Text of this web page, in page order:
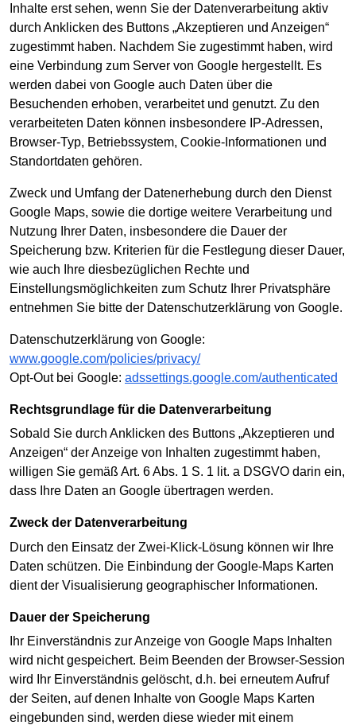
Inhalte erst sehen, wenn Sie der Datenverarbeitung aktiv
durch Anklicken des Buttons „Akzeptieren und Anzeigen“
zugestimmt haben. Nachdem Sie zugestimmt haben, wird
eine Verbindung zum Server von Google hergestellt. Es
werden dabei von Google auch Daten über die
Besuchenden erhoben, verarbeitet und genutzt. Zu den
verarbeiteten Daten können insbesondere IP-Adressen,
Browser-Typ, Betriebssystem, Cookie-Informationen und
Standortdaten gehören.
Zweck und Umfang der Datenerhebung durch den Dienst
Google Maps, sowie die dortige weitere Verarbeitung und
Nutzung Ihrer Daten, insbesondere die Dauer der
Speicherung bzw. Kriterien für die Festlegung dieser Dauer,
wie auch Ihre diesbezüglichen Rechte und
Einstellungsmöglichkeiten zum Schutz Ihrer Privatsphäre
entnehmen Sie bitte der Datenschutzerklärung von Google.
Datenschutzerklärung von Google:
www.google.com/policies/privacy/
Opt-Out bei Google: adssettings.google.com/authenticated
Rechtsgrundlage für die Datenverarbeitung
Sobald Sie durch Anklicken des Buttons „Akzeptieren und
Anzeigen“ der Anzeige von Inhalten zugestimmt haben,
willigen Sie gemäß Art. 6 Abs. 1 S. 1 lit. a DSGVO darin ein,
dass Ihre Daten an Google übertragen werden.
Zweck der Datenverarbeitung
Durch den Einsatz der Zwei-Klick-Lösung können wir Ihre
Daten schützen. Die Einbindung der Google-Maps Karten
dient der Visualisierung geographischer Informationen.
Dauer der Speicherung
Ihr Einverständnis zur Anzeige von Google Maps Inhalten
wird nicht gespeichert. Beim Beenden der Browser-Session
wird Ihr Einverständnis gelöscht, d.h. bei erneutem Aufruf
der Seiten, auf denen Inhalte von Google Maps Karten
eingebunden sind, werden diese wieder mit einem